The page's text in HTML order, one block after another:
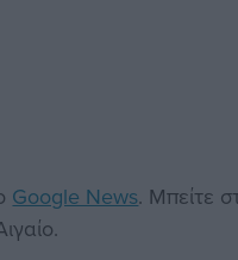
Google News. Μπείτε